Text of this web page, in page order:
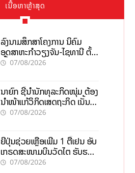
ເນື້ອຫາຫຼ້າສຸດ
ລົງນາມສຶກສາໂຄງການ ນິຄົມ
ອຸດສາຫະກຳວຽງຈັນ-ໄຊທານີ ຕັ້ງ
ເປົ້າດຶງທຶນ 150 ລ້ານໂດລາ, ສ້າງ
07/08/2026
ນາຍົກ ຊີ້ນຳນັກທຸລະກິດໜຸ່ມ ຕ້ອງ
ນຳໜ້າແກ້ວິກິດເສດຖະກິດ ເນັ້ນດຶງ
ທຶນສາກົນ, ຫັນສູ່ດິຈິຕອນ
07/08/2026
ຍີ່ປຸ່ນຊ່ວຍເຫຼືອເພີ່ມ 1 ຕື້ເຢນ ອັບ
ເກຣດສະໜາມບິນວັດໄຕ ຮັບຮອງ
ການເຕີບໂຕ
07/08/2026